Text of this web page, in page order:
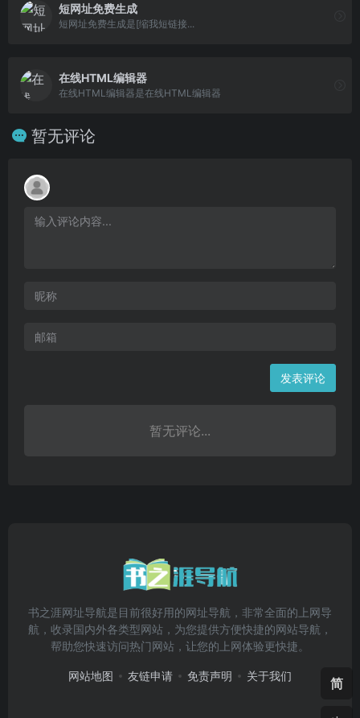
短网址免费生成
短网址免费生成是[缩我短链接...
在线HTML编辑器
在线HTML编辑器是在线HTML编辑器
暂无评论
发表评论
暂无评论...
书之涯网址导航是目前很好用的网址导航，非常全面的上网导
航，收录国内外各类型网站，为您提供方便快捷的网站导航，
帮助您快速访问热门网站，让您的上网体验更快捷。
网站地图 友链申请 免责声明 关于我们 简